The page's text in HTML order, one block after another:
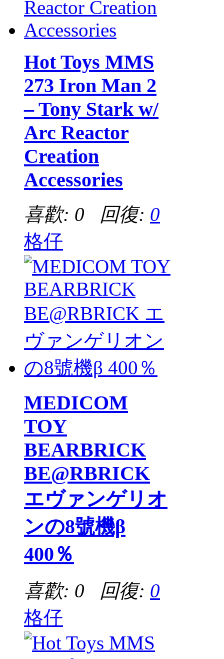
Hot Toys MMS
273 Iron Man 2
– Tony Stark w/
Arc Reactor
Creation
Accessories
喜歡: 0 回復: 0
格仔
MEDICOM
TOY
BEARBRICK
BE@RBRICK
エヴァンゲリオ
ンの8號機β
400％
喜歡: 0 回復: 0
格仔